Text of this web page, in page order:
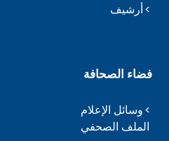
أرشيف
فضاء الصحافة
وسائل الإعلام
الملف الصحفي